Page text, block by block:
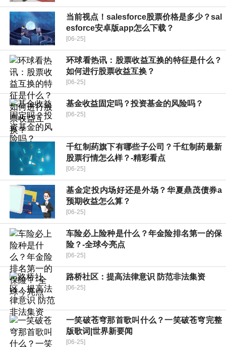
当前视点！salesforce股票价格是多少？sal
esforce安卓版app怎么下载？
[06-25]
环球看热讯：股票收益互换的特征是什么？
如何进行股票收益互换？
[06-25]
基金收益固定吗？投资基金的风险吗？
[06-25]
千红制药旗下有哪些子公司？千红制药最新
股票行情怎么样？-精彩看点
[06-25]
基金定投内场好还是外场？华夏鼎茂债券a
预期收益怎么算？
[06-25]
车险必上险种是什么？年金险排名第一的保
险？-全球今亮点
[06-25]
路桥社区：提高法律意识 防范非法集资
[06-25]
一笑破苍穹那首歌叫什么？一笑破苍穹完整
版歌词|世界新要闻
[06-25]